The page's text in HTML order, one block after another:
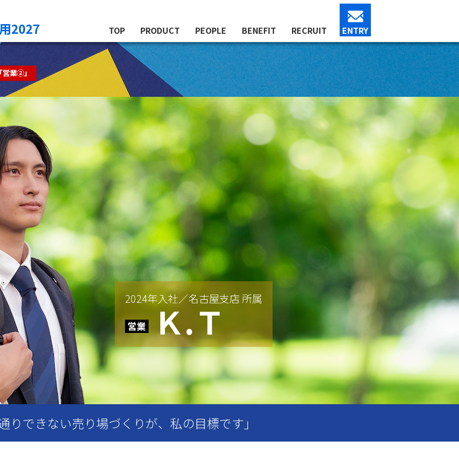
2027 TOP
PRODUCT
赤しその水耕栽培
すじ青のりの陸上養殖
PEOPLE
先輩の声「品質保証」
先輩の声「商品開発」
先輩の声「営業①」
先輩の声「財務」
先輩の声「総務人事」
先輩の声「営業②」
BENEFIT
自己啓発支援制度
改善活動評価制度
育児休業制度
永年勤続表彰制度
RECRUIT
社長からのメッセージ
公開データ
募集要項
採用の流れ
新入社員研修
よくあるご質問
ENTRY
業②」
2024年入社／名古屋支店 所属
Ｋ.Ｔ
りできない売り場づくりが、私の目標です」